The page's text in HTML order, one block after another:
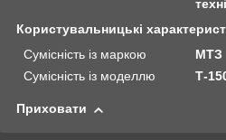
Користувальницькі
Сумісність із маркою
МТЗ
Сумісність із моделлю
Т-
Приховати